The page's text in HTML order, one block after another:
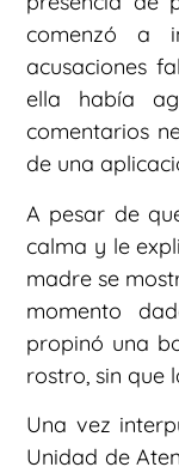
comenzó a
acusaciones
ella había
comentarios
de una
A pesar de
calma y le
madre se
momento
propinó una
rostro, sin que
Una vez
Unidad de